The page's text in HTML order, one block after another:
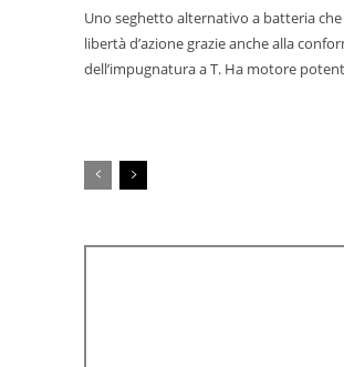
Uno seghetto alternativo a batteria
libertà d’azione grazie anche alla
dell’impugnatura a T. Ha motore